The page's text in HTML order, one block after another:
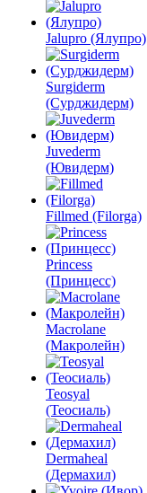
Jalupro (Ялупро)
Surgiderm
(Сурджидерм)
Juvederm
(Ювидерм)
Fillmed (Filorga)
Princess
(Принцесс)
Macrolane
(Макролейн)
Teosyal
(Теосиаль)
Dermaheal
(Дермахил)